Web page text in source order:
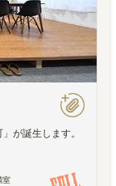
が誕生します。
室